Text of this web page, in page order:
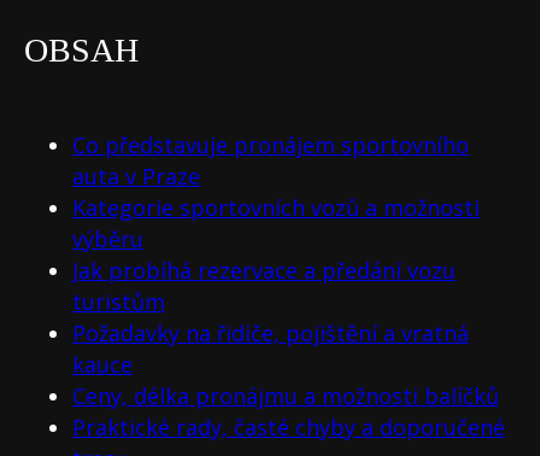
OBSAH
Co představuje pronájem sportovního
auta v Praze
Kategorie sportovních vozů a možnosti
výběru
Jak probíhá rezervace a předání vozu
turistům
Požadavky na řidiče, pojištění a vratná
kauce
Ceny, délka pronájmu a možnosti balíčků
Praktické rady, časté chyby a doporučené